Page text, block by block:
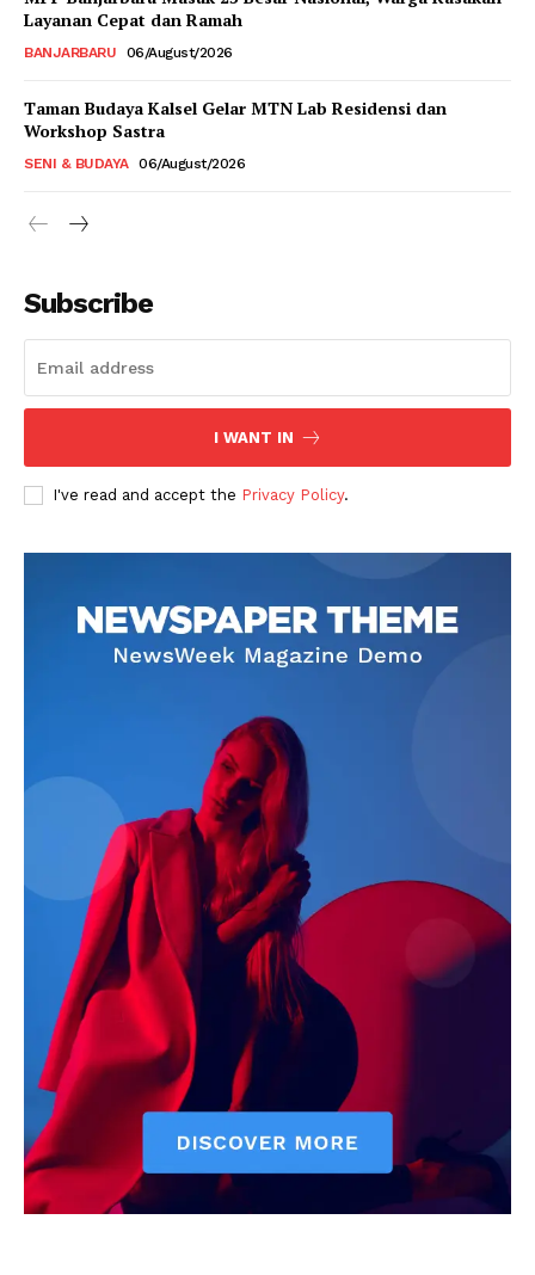
Layanan Cepat dan Ramah
BANJARBARU 06/August/2026
Taman Budaya Kalsel Gelar MTN Lab Residensi dan
Workshop Sastra
SENI & BUDAYA 06/August/2026
Subscribe
I WANT IN
I've read and accept the Privacy Policy.